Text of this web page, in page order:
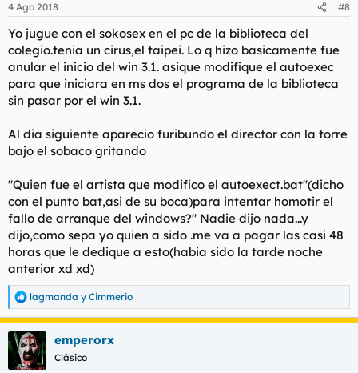
e
:
4 Ago 2018 #8
Yo jugue con el sokosex en el pc de la biblioteca del
colegio.tenia un cirus,el taipei. Lo q hizo basicamente fue
anular el inicio del win 3.1. asique modifique el autoexec
para que iniciara en ms dos el programa de la biblioteca
sin pasar por el win 3.1.
Al dia siguiente aparecio furibundo el director con la torre
bajo el sobaco gritando
"Quien fue el artista que modifico el autoexect.bat"(dicho
con el punto bat,asi de su boca)para intentar homotir el
fallo de arranque del windows?" Nadie dijo nada...y
dijo,como sepa yo quien a sido .me va a pagar las casi 48
horas que le dedique a esto(habia sido la tarde noche
anterior xd xd)
R
e
a
c
c
i
lagmanda y Cimmerio
emperorx
Clásico